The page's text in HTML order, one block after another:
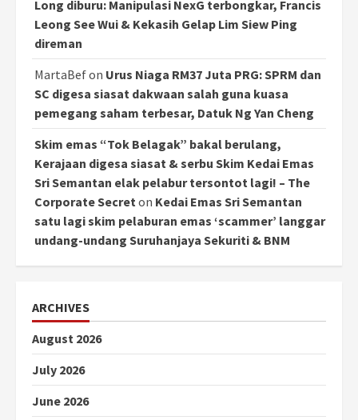
Long diburu: Manipulasi NexG terbongkar, Francis
Leong See Wui & Kekasih Gelap Lim Siew Ping
direman
MartaBefon Urus Niaga RM37 Juta PRG: SPRM dan
SC digesa siasat dakwaan salah guna kuasa
pemegang saham terbesar, Datuk Ng Yan Cheng
Skim emas “Tok Belagak” bakal berulang,
Kerajaan digesa siasat & serbu Skim Kedai Emas
Sri Semantan elak pelabur tersontot lagi! – The
Corporate Secret on Kedai Emas Sri Semantan
satu lagi skim pelaburan emas ‘scammer’ langgar
undang-undang Suruhanjaya Sekuriti & BNM
ARCHIVES
August 2026
July 2026
June 2026